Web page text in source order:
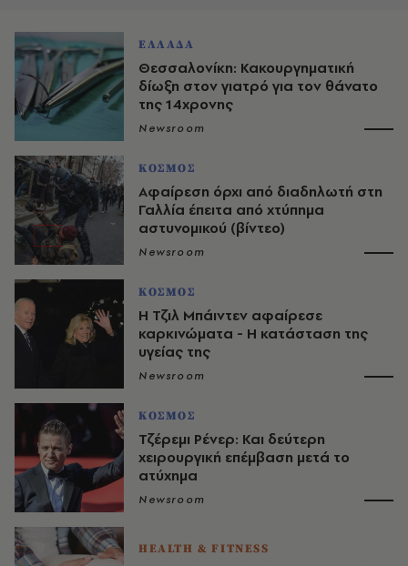
ΕΛΛΑΔΑ
Θεσσαλονίκη: Κακουργηματική
δίωξη στον γιατρό για τον θάνατο
της 14χρονης
Newsroom
ΚΟΣΜΟΣ
Αφαίρεση όρχι από διαδηλωτή στη
Γαλλία έπειτα από χτύπημα
αστυνομικού (βίντεο)
Newsroom
ΚΟΣΜΟΣ
Η Τζιλ Μπάιντεν αφαίρεσε
καρκινώματα - Η κατάσταση της
υγείας της
Newsroom
ΚΟΣΜΟΣ
Τζέρεμι Ρένερ: Και δεύτερη
χειρουργική επέμβαση μετά το
ατύχημα
Newsroom
HEALTH & FITNESS